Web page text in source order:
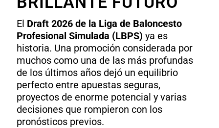
El Draft 2026 de la Liga de Baloncesto
Profesional Simulada (LBPS) ya es
historia. Una promoción considerada por
muchos como una de las más profundas
de los últimos años dejó un equilibrio
perfecto entre apuestas seguras,
proyectos de enorme potencial y varias
decisiones que rompieron con los
pronósticos previos.